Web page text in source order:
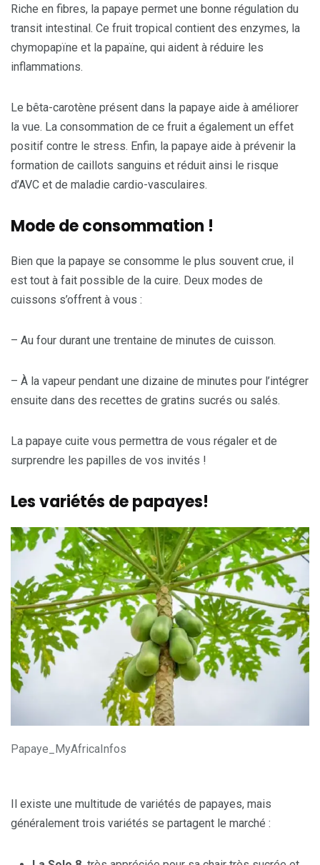
Riche en fibres, la papaye permet une bonne régulation du
transit intestinal. Ce fruit tropical contient des enzymes, la
chymopapïne et la papaïne, qui aident à réduire les
inflammations.
Le bêta-carotène présent dans la papaye aide à améliorer
la vue. La consommation de ce fruit a également un effet
positif contre le stress. Enfin, la papaye aide à prévenir la
formation de caillots sanguins et réduit ainsi le risque
d’AVC et de maladie cardio-vasculaires.
Mode de consommation !
Bien que la papaye se consomme le plus souvent crue, il
est tout à fait possible de la cuire. Deux modes de
cuissons s’offrent à vous :
– Au four durant une trentaine de minutes de cuisson.
– À la vapeur pendant une dizaine de minutes pour l’intégrer
ensuite dans des recettes de gratins sucrés ou salés.
La papaye cuite vous permettra de vous régaler et de
surprendre les papilles de vos invités !
Les variétés de papayes!
Papaye_MyAfricaInfos
Il existe une multitude de variétés de papayes, mais
généralement trois variétés se partagent le marché :